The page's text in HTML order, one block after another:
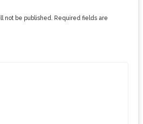
not be published. Required fields are